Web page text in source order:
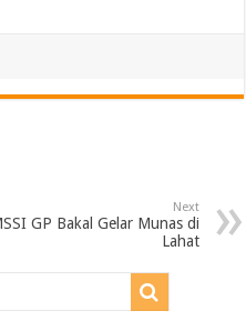
Next
GP Bakal Gelar Munas di
Lahat